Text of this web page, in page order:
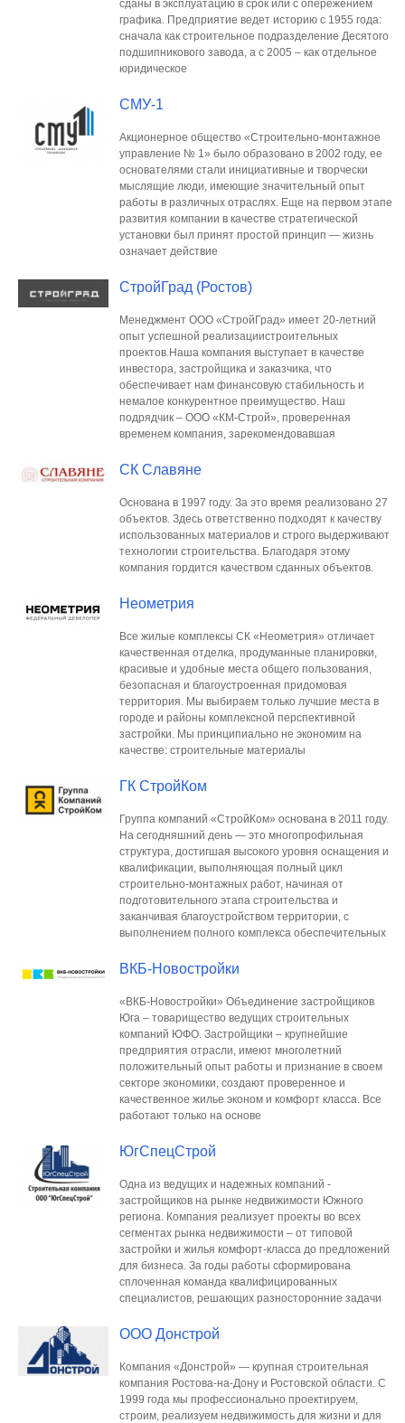
сданы в эксплуатацию в срок или с опережением
графика. Предприятие ведет историю с 1955 года:
сначала как строительное подразделение Десятого
подшипникового завода, а с 2005 – как отдельное
юридическое
СМУ-1
Акционерное общество «Строительно-монтажное
управление № 1» было образовано в 2002 году, ее
основателями стали инициативные и творчески
мыслящие люди, имеющие значительный опыт
работы в различных отраслях. Еще на первом этапе
развития компании в качестве стратегической
установки был принят простой принцип — жизнь
означает действие
СтройГрад (Ростов)
Менеджмент ООО «СтройГрад» имеет 20-летний
опыт успешной реализациистроительных
проектов.Наша компания выступает в качестве
инвестора, застройщика и заказчика, что
обеспечивает нам финансовую стабильность и
немалое конкурентное преимущество. Наш
подрядчик – ООО «КМ-Строй», проверенная
временем компания, зарекомендовавшая
СК Славяне
Основана в 1997 году. За это время реализовано 27
объектов. Здесь ответственно подходят к качеству
использованных материалов и строго выдерживают
технологии строительства. Благодаря этому
компания гордится качеством сданных объектов.
Неометрия
Все жилые комплексы СК «Неометрия» отличает
качественная отделка, продуманные планировки,
красивые и удобные места общего пользования,
безопасная и благоустроенная придомовая
территория. Мы выбираем только лучшие места в
городе и районы комплексной перспективной
застройки. Мы принципиально не экономим на
качестве: строительные материалы
ГК СтройКом
Группа компаний «СтройКом» основана в 2011 году.
На сегодняшний день — это многопрофильная
структура, достигшая высокого уровня оснащения и
квалификации, выполняющая полный цикл
строительно-монтажных работ, начиная от
подготовительного этапа строительства и
заканчивая благоустройством территории, с
выполнением полного комплекса обеспечительных
ВКБ-Новостройки
«ВКБ-Новостройки» Объединение застройщиков
Юга – товарищество ведущих строительных
компаний ЮФО. Застройщики – крупнейшие
предприятия отрасли, имеют многолетний
положительный опыт работы и признание в своем
секторе экономики, создают проверенное и
качественное жилье эконом и комфорт класса. Все
работают только на основе
ЮгСпецСтрой
Одна из ведущих и надежных компаний -
застройщиков на рынке недвижимости Южного
региона. Компания реализует проекты во всех
сегментах рынка недвижимости – от типовой
застройки и жилья комфорт-класса до предложений
для бизнеса. За годы работы сформирована
сплоченная команда квалифицированных
специалистов, решающих разносторонние задачи
ООО Донстрой
Компания «Донстрой» — крупная строительная
компания Ростова-на-Дону и Ростовской области. С
1999 года мы профессионально проектируем,
строим, реализуем недвижимость для жизни и для